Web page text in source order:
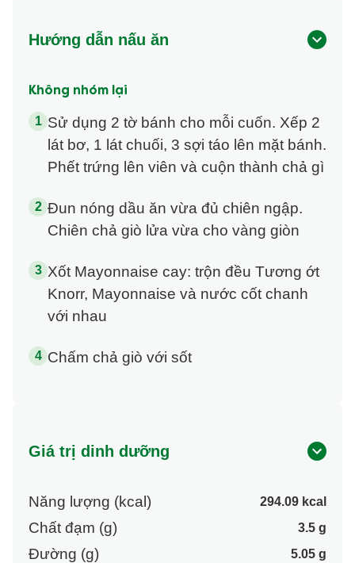
Hướng dẫn nấu ăn
Không nhóm lại
Sử dụng 2 tờ bánh cho mỗi cuốn. Xếp 2
lát bơ, 1 lát chuối, 3 sợi táo lên mặt bánh.
Phết trứng lên viên và cuộn thành chả gì
Đun nóng dầu ăn vừa đủ chiên ngập.
Chiên chả giò lửa vừa cho vàng giòn
Xốt Mayonnaise cay: trộn đều Tương ớt
Knorr, Mayonnaise và nước cốt chanh
với nhau
Chấm chả giò với sốt
Giá trị dinh dưỡng
Năng lượng (kcal) 294.09 kcal
Chất đạm (g) 3.5 g
Đường (g) 5.05 g